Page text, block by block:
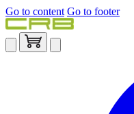
Go to content Go to footer